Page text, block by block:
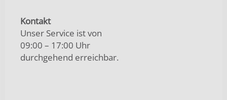
Kontakt
Unser Service ist von
09:00 – 17:00 Uhr
durchgehend erreichbar.